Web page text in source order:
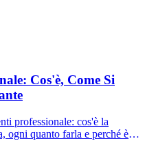
Cos'è, Come Si
professionale: cos'è la
ogni quanto farla e perché è